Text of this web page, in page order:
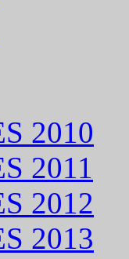
2010
2011
2012
2013